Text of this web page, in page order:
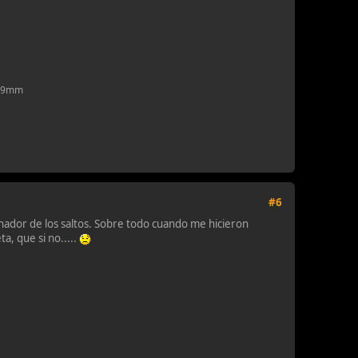
#6
de los saltos. Sobre todo cuando me hicieron
que si no.....